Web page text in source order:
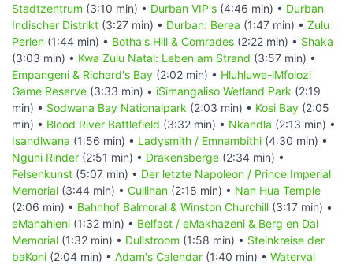
Stadtzentrum (3:10 min) • Durban VIP's (4:46 min) • Durban
Indischer Distrikt (3:27 min) • Durban: Berea (1:47 min) • Zulu
Perlen (1:44 min) • Botha's Hill & Comrades (2:22 min) • Shaka
(3:03 min) • Kwa Zulu Natal: Leben am Strand (3:57 min) •
Empangeni & Richard's Bay (2:02 min) • Hluhluwe-iMfolozi
Game Reserve (3:33 min) • iSimangaliso Wetland Park (2:19
min) • Sodwana Bay Nationalpark (2:03 min) • Kosi Bay (2:05
min) • Blood River Battlefield (3:32 min) • Nkandla (2:13 min) •
Isandlwana (1:56 min) • Ladysmith / Emnambithi (4:30 min) •
Nguni Rinder (2:51 min) • Drakensberge (2:34 min) •
Felsenkunst (5:07 min) • Der letzte Napoleon / Prince Imperial
Memorial (3:44 min) • Cullinan (2:18 min) • Nan Hua Temple
(2:06 min) • Bahnhof Balmoral & Winston Churchill (3:17 min) •
eMahahleni (1:32 min) • Belfast / eMakhazeni & Berg en Dal
Memorial (1:32 min) • Dullstroom (1:58 min) • Steinkreise der
baKoni (2:04 min) • Adam's Calendar (1:40 min) • Waterval